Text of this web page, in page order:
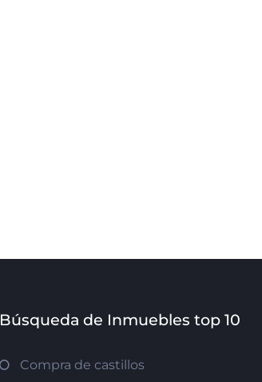
Búsqueda de Inmuebles top 10
Compra de castillos